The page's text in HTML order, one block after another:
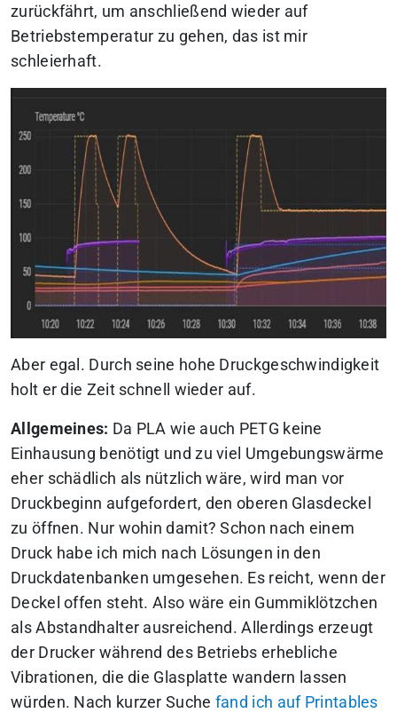
zurückfährt, um anschließend wieder auf
Betriebstemperatur zu gehen, das ist mir
schleierhaft.
Aber egal. Durch seine hohe Druckgeschwindigkeit
holt er die Zeit schnell wieder auf.
Allgemeines: Da PLA wie auch PETG keine
Einhausung benötigt und zu viel Umgebungswärme
eher schädlich als nützlich wäre, wird man vor
Druckbeginn aufgefordert, den oberen Glasdeckel
zu öffnen. Nur wohin damit? Schon nach einem
Druck habe ich mich nach Lösungen in den
Druckdatenbanken umgesehen. Es reicht, wenn der
Deckel offen steht. Also wäre ein Gummiklötzchen
als Abstandhalter ausreichend. Allerdings erzeugt
der Drucker während des Betriebs erhebliche
Vibrationen, die die Glasplatte wandern lassen
würden. Nach kurzer Suche fand ich auf Printables